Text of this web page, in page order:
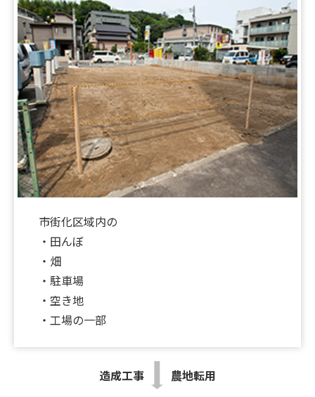
【新着‼】伊丹市1件♪八尾市1件♪UP♪
2026.06.30
【新着‼】高槻市1件♫八尾市1件♪京都市1件
♪UP♪
2026.06.26
【新着‼】宝塚市1件♪八尾市1件♪吹田市1件
♪UP♪
2026.06.12
2026.05.23
★☆★ホームページ掲載物件を募集しております
★☆★
2026.05.01
★GW休暇のお知らせ★
【新着‼】本日、土地特集～！高槻市2件♪堺市1件
市街化区域内の
・田んぼ
・畑
・駐車場
・空き地
・工場の一部
造成工事 農地転用